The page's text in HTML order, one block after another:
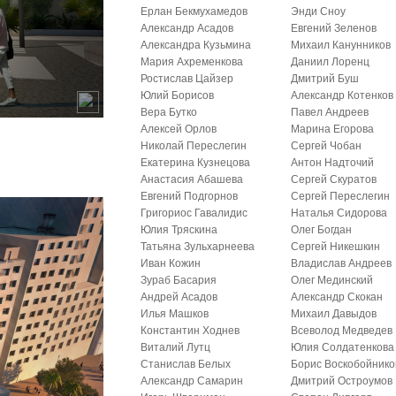
Ерлан Бекмухамедов
Александр Асадов
Александра Кузьмина
Мария Ахременкова
Ростислав Цайзер
Юлий Борисов
Вера Бутко
Алексей Орлов
Николай Переслегин
Екатерина Кузнецова
Анастасия Абашева
Евгений Подгорнов
Григориос Гавалидис
Юлия Тряскина
Татьяна Зульхарнеева
Иван Кожин
Зураб Басария
Андрей Асадов
Илья Машков
Константин Ходнев
Виталий Лутц
Станислав Белых
Александр Самарин
Энди Сноу
Евгений Зеленов
Михаил Канунников
Даниил Лоренц
Дмитрий Буш
Александр Котенков
Павел Андреев
Марина Егорова
Сергей Чобан
Антон Надточий
Сергей Скуратов
Сергей Переслегин
Наталья Сидорова
Олег Богдан
Сергей Никешкин
Владислав Андреев
Олег Мединский
Александр Скокан
Михаил Давыдов
Всеволод Медведев
Юлия Солдатенкова
Борис
Дмитрий Остроумов